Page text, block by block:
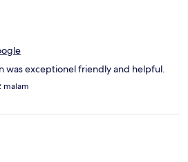
was exceptionel friendly and helpful.
malam